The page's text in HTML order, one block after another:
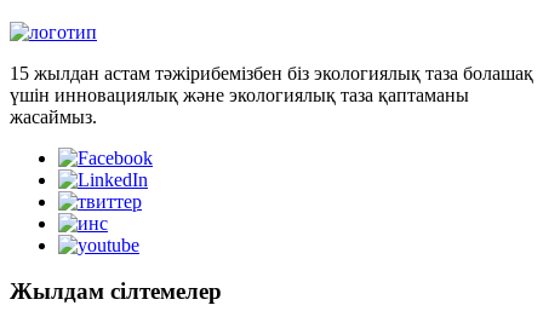
15 жылдан астам тәжірибемізбен біз экологиялық таза болашақ
үшін инновациялық және экологиялық таза қаптаманы
жасаймыз.
Жылдам сілтемелер